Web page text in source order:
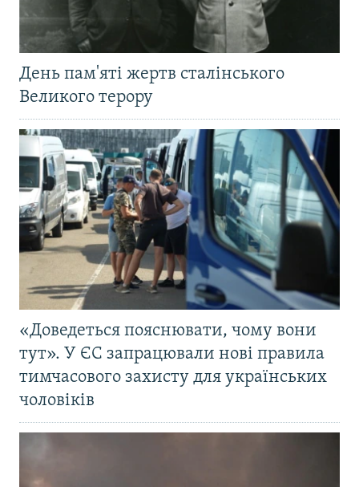
День пам'яті жертв сталінського
Великого терору
«Доведеться пояснювати, чому вони
тут». У ЄС запрацювали нові правила
тимчасового захисту для українських
чоловіків